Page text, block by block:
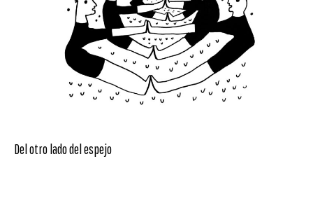
Del otro lado del espejo